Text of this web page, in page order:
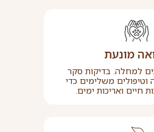
מונעת
למחלה. בדיקות סקר
וטיפולים משלימים כדי
חיים ואריכות ימים.